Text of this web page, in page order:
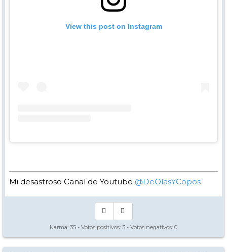
View this post on Instagram
Mi desastroso Canal de Youtube @DeOlasYCopos
Karma: 35 - Votos positivos: 3 - Votos negativos: 0